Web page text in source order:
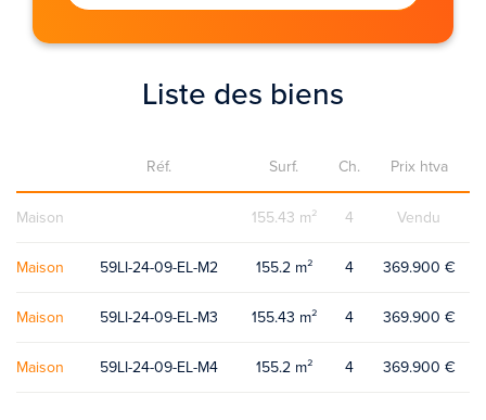
Liste des biens
Réf. Surf. Ch. Prix htva
Maison 155.43 m² 4 Vendu
Maison 59LI-24-09-EL-M2 155.2 m² 4 369.900 €
Maison 59LI-24-09-EL-M3 155.43 m² 4 369.900 €
Maison 59LI-24-09-EL-M4 155.2 m² 4 369.900 €